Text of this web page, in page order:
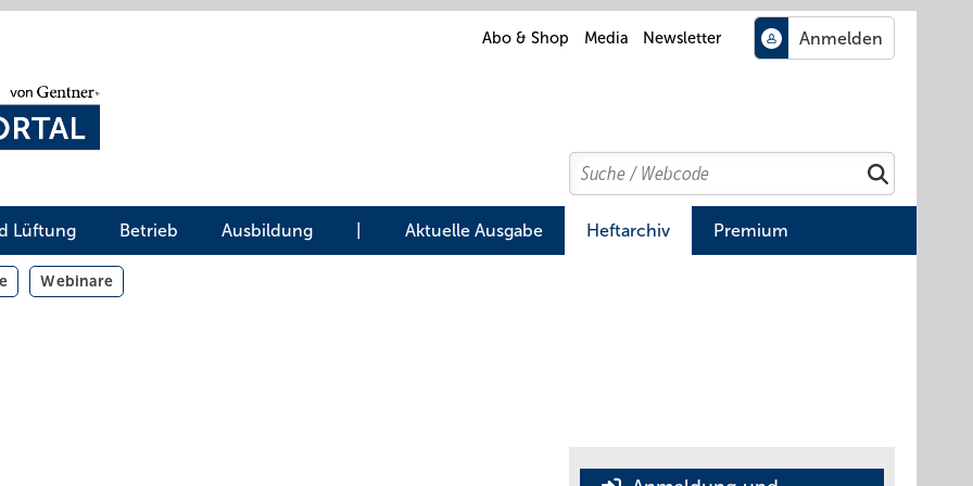
Abo & Shop Media Newsletter
Search
Suchen
Lüftung Betrieb Ausbildung Aktuelle Ausgabe Heftarchiv Premium
Webinare